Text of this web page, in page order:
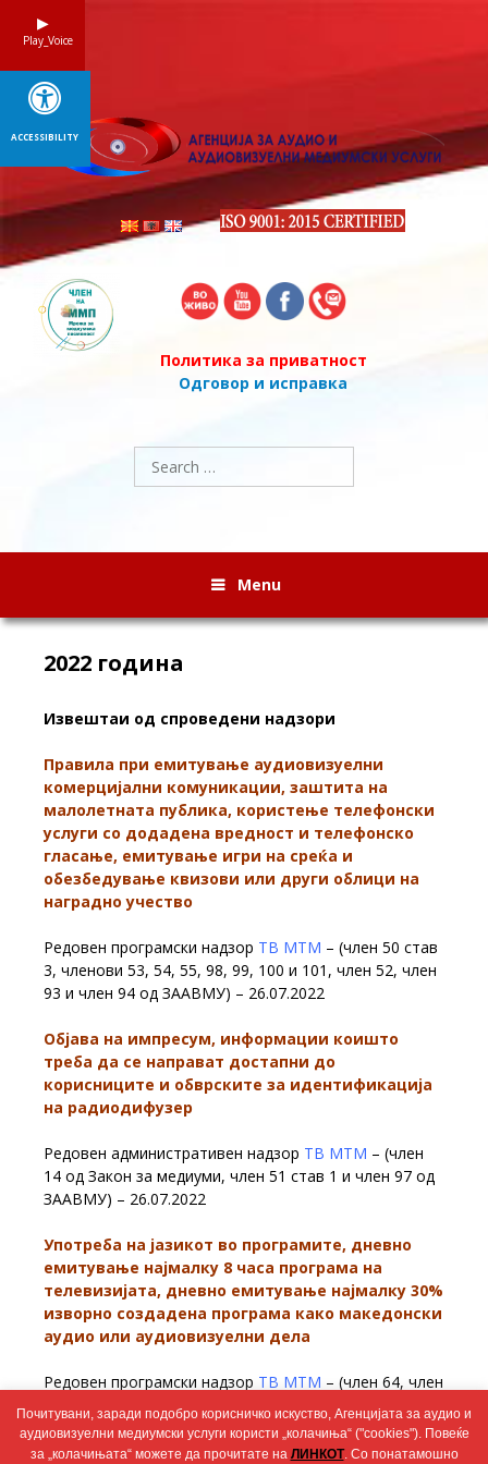
Политика за приватност
Одговор и исправка
Search
for:
Menu
2022 година
Извештаи од спроведени надзори
Правила при емитување аудиовизуелни
комерцијални комуникации, заштита на
малолетната публика, користење телефонски
услуги со додадена вредност и телефонско
гласање, емитување игри на среќа и
обезбедување квизови или други облици на
наградно учество
Редовен програмски надзор ТВ МТМ – (член 50 став
3, членови 53, 54, 55, 98, 99, 100 и 101, член 52, член
93 и член 94 од ЗААВМУ) – 26.07.2022
Објава на импресум, информации коишто
треба да се направат достапни до
корисниците и обврските за идентификација
на радиодифузер
Редовен административен надзор ТВ МТМ – (член
14 од Закон за медиуми, член 51 став 1 и член 97 од
ЗААВМУ) – 26.07.2022
Употреба на јазикот во програмите, дневно
емитување најмалку 8 часа програма на
телевизијата, дневно емитување најмалку 30%
изворно создадена програма како македонски
аудио или аудиовизуелни дела
Редовен програмски надзор ТВ МТМ – (член 64, член
90, член 92 ставови 1 и 3 од ЗААВМУ) – 19.07.2022
Почитувани, заради подобро корисничко искуство, Агенцијата за аудио и
аудиовизуелни медиумски услуги користи „колачиња“ ("cookies"). Повеќе
за „колачињата“ можете да прочитате на ЛИНКОТ. Со понатамошно
Play_Voice
ACCESSIBILITY